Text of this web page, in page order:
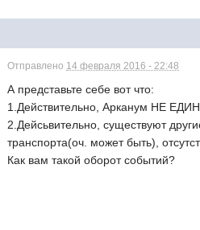
Отправлено 14 февраля 2016 - 22:48
А представьте себе вот что:
1.Действительно, Арканум НЕ
2.Дейсьвительно, существуют
транспорта(оч. может быть),
Как вам такой оборот событий?